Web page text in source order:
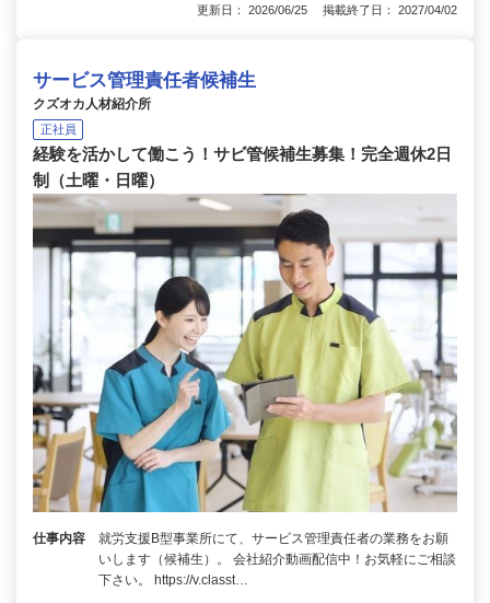
更新日： 2026/06/25 掲載終了日： 2027/04/02
サービス管理責任者候補生
クズオカ人材紹介所
正社員
経験を活かして働こう！サビ管候補生募集！完全週休2日
制（土曜・日曜）
仕事内容
就労支援B型事業所にて、サービス管理責任者の業務をお願
いします（候補生）。 会社紹介動画配信中！お気軽にご相談
下さい。 https://v.classt…